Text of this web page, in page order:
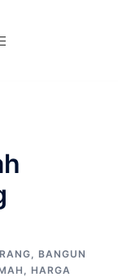
, BANGUN
, HARGA